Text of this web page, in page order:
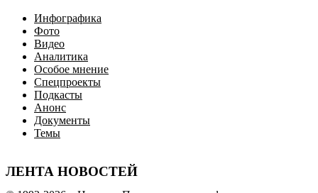
Инфографика
Фото
Видео
Аналитика
Особое мнение
Спецпроекты
Подкасты
Анонс
Документы
Темы
ЛЕНТА НОВОСТЕЙ